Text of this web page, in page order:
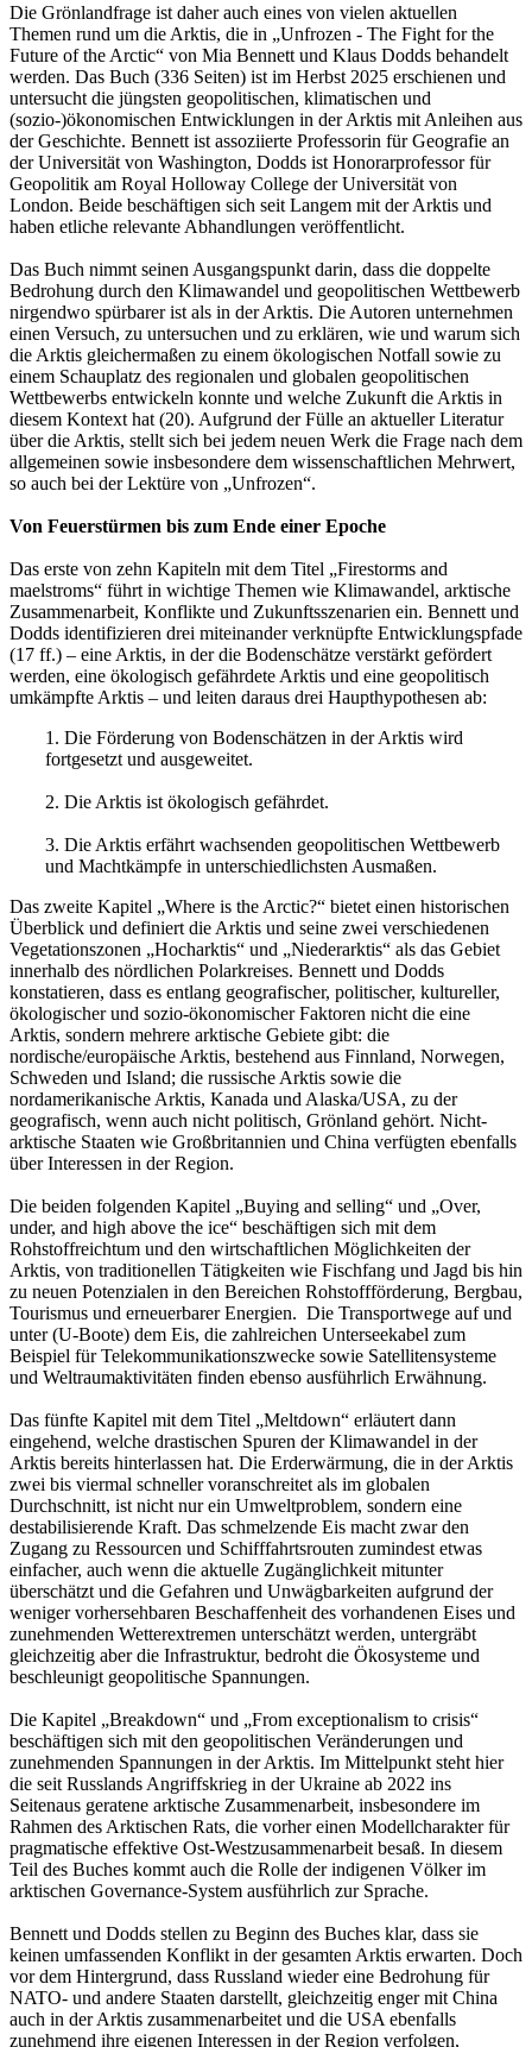
Die Grönlandfrage ist daher auch eines von vielen aktuellen
Themen rund um die Arktis, die in „Unfrozen - The Fight for the
Future of the Arctic“ von Mia Bennett und Klaus Dodds behandelt
werden. Das Buch (336 Seiten) ist im Herbst 2025 erschienen und
untersucht die jüngsten geopolitischen, klimatischen und
(sozio-)ökonomischen Entwicklungen in der Arktis mit Anleihen aus
der Geschichte. Bennett ist assoziierte Professorin für Geografie an
der Universität von Washington, Dodds ist Honorarprofessor für
Geopolitik am Royal Holloway College der Universität von
London. Beide beschäftigen sich seit Langem mit der Arktis und
haben etliche relevante Abhandlungen veröffentlicht.
Das Buch nimmt seinen Ausgangspunkt darin, dass die doppelte
Bedrohung durch den Klimawandel und geopolitischen Wettbewerb
nirgendwo spürbarer ist als in der Arktis. Die Autoren unternehmen
einen Versuch, zu untersuchen und zu erklären, wie und warum sich
die Arktis gleichermaßen zu einem ökologischen Notfall sowie zu
einem Schauplatz des regionalen und globalen geopolitischen
Wettbewerbs entwickeln konnte und welche Zukunft die Arktis in
diesem Kontext hat (20). Aufgrund der Fülle an aktueller Literatur
über die Arktis, stellt sich bei jedem neuen Werk die Frage nach dem
allgemeinen sowie insbesondere dem wissenschaftlichen Mehrwert,
so auch bei der Lektüre von „Unfrozen“.
Von Feuerstürmen bis zum Ende einer Epoche
Das erste von zehn Kapiteln mit dem Titel „Firestorms and
maelstroms“ führt in wichtige Themen wie Klimawandel, arktische
Zusammenarbeit, Konflikte und Zukunftsszenarien ein. Bennett und
Dodds identifizieren drei miteinander verknüpfte Entwicklungspfade
(17 ff.) – eine Arktis, in der die Bodenschätze verstärkt gefördert
werden, eine ökologisch gefährdete Arktis und eine geopolitisch
umkämpfte Arktis – und leiten daraus drei Haupthypothesen ab:
1. Die Förderung von Bodenschätzen in der Arktis wird
fortgesetzt und ausgeweitet.
2. Die Arktis ist ökologisch gefährdet.
3. Die Arktis erfährt wachsenden geopolitischen Wettbewerb
und Machtkämpfe in unterschiedlichsten Ausmaßen.
Das zweite Kapitel „Where is the Arctic?“ bietet einen historischen
Überblick und definiert die Arktis und seine zwei verschiedenen
Vegetationszonen „Hocharktis“ und „Niederarktis“ als das Gebiet
innerhalb des nördlichen Polarkreises. Bennett und Dodds
konstatieren, dass es entlang geografischer, politischer, kultureller,
ökologischer und sozio-ökonomischer Faktoren nicht die eine
Arktis, sondern mehrere arktische Gebiete gibt: die
nordische/europäische Arktis, bestehend aus Finnland, Norwegen,
Schweden und Island; die russische Arktis sowie die
nordamerikanische Arktis, Kanada und Alaska/USA, zu der
geografisch, wenn auch nicht politisch, Grönland gehört. Nicht-
arktische Staaten wie Großbritannien und China verfügten ebenfalls
über Interessen in der Region.
Die beiden folgenden Kapitel „Buying and selling“ und „Over,
under, and high above the ice“ beschäftigen sich mit dem
Rohstoffreichtum und den wirtschaftlichen Möglichkeiten der
Arktis, von traditionellen Tätigkeiten wie Fischfang und Jagd bis hin
zu neuen Potenzialen in den Bereichen Rohstoffförderung, Bergbau,
Tourismus und erneuerbarer Energien. Die Transportwege auf und
unter (U-Boote) dem Eis, die zahlreichen Unterseekabel zum
Beispiel für Telekommunikationszwecke sowie Satellitensysteme
und Weltraumaktivitäten finden ebenso ausführlich Erwähnung.
Das fünfte Kapitel mit dem Titel „Meltdown“ erläutert dann
eingehend, welche drastischen Spuren der Klimawandel in der
Arktis bereits hinterlassen hat. Die Erderwärmung, die in der Arktis
zwei bis viermal schneller voranschreitet als im globalen
Durchschnitt, ist nicht nur ein Umweltproblem, sondern eine
destabilisierende Kraft. Das schmelzende Eis macht zwar den
Zugang zu Ressourcen und Schifffahrtsrouten zumindest etwas
einfacher, auch wenn die aktuelle Zugänglichkeit mitunter
überschätzt und die Gefahren und Unwägbarkeiten aufgrund der
weniger vorhersehbaren Beschaffenheit des vorhandenen Eises und
zunehmenden Wetterextremen unterschätzt werden, untergräbt
gleichzeitig aber die Infrastruktur, bedroht die Ökosysteme und
beschleunigt geopolitische Spannungen.
Die Kapitel „Breakdown“ und „From exceptionalism to crisis“
beschäftigen sich mit den geopolitischen Veränderungen und
zunehmenden Spannungen in der Arktis. Im Mittelpunkt steht hier
die seit Russlands Angriffskrieg in der Ukraine ab 2022 ins
Seitenaus geratene arktische Zusammenarbeit, insbesondere im
Rahmen des Arktischen Rats, die vorher einen Modellcharakter für
pragmatische effektive Ost-Westzusammenarbeit besaß. In diesem
Teil des Buches kommt auch die Rolle der indigenen Völker im
arktischen Governance-System ausführlich zur Sprache.
Bennett und Dodds stellen zu Beginn des Buches klar, dass sie
keinen umfassenden Konflikt in der gesamten Arktis erwarten. Doch
vor dem Hintergrund, dass Russland wieder eine Bedrohung für
NATO- und andere Staaten darstellt, gleichzeitig enger mit China
auch in der Arktis zusammenarbeitet und die USA ebenfalls
zunehmend ihre eigenen Interessen in der Region verfolgen,